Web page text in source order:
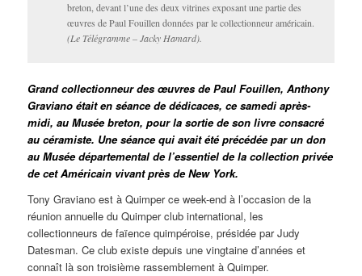
breton, devant l’une des deux vitrines exposant une partie des
œuvres de Paul Fouillen données par le collectionneur américain.
(Le Télégramme – Jacky Hamard).
Grand collectionneur des œuvres de Paul Fouillen, Anthony
Graviano était en séance de dédicaces, ce samedi après-
midi, au Musée breton, pour la sortie de son livre consacré
au céramiste. Une séance qui avait été précédée par un don
au Musée départemental de l’essentiel de la collection privée
de cet Américain vivant près de New York.
Tony Graviano est à Quimper ce week-end à l’occasion de la
réunion annuelle du Quimper club international, les
collectionneurs de faïence quimpéroise, présidée par Judy
Datesman. Ce club existe depuis une vingtaine d’années et
connaît là son troisième rassemblement à Quimper.